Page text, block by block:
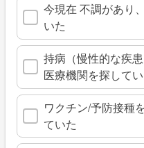
今現在 不調があり
いた
持病（慢性的な疾
医療機関を探して
ワクチン/予防接種
ていた